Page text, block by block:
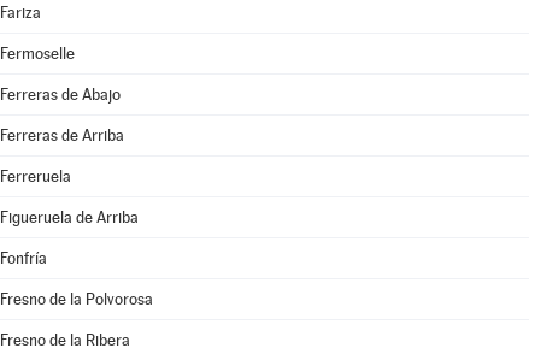
Fariza
Fermoselle
Ferreras de Abajo
Ferreras de Arriba
Ferreruela
Figueruela de Arriba
Fonfría
Fresno de la Polvorosa
Fresno de la Ribera